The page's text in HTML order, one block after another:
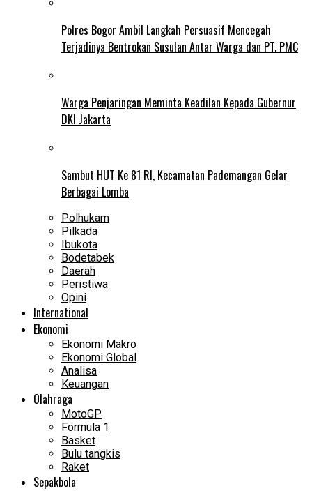
Polres Bogor Ambil Langkah Persuasif Mencegah
Terjadinya Bentrokan Susulan Antar Warga dan PT. PMC
Warga Penjaringan Meminta Keadilan Kepada Gubernur
DKI Jakarta
Sambut HUT Ke 81 RI, Kecamatan Pademangan Gelar
Berbagai Lomba
Polhukam
Pilkada
Ibukota
Bodetabek
Daerah
Peristiwa
Opini
International
Ekonomi
Ekonomi Makro
Ekonomi Global
Analisa
Keuangan
Olahraga
MotoGP
Formula 1
Basket
Bulu tangkis
Raket
Sepakbola